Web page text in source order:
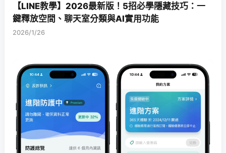
【LINE教學】2026最新版！5招必學隱藏技巧：一
鍵釋放空間、聊天室分類與AI實用功能
2026/1/26